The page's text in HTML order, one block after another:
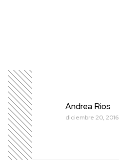
Andrea Rios
diciembre 20, 2016